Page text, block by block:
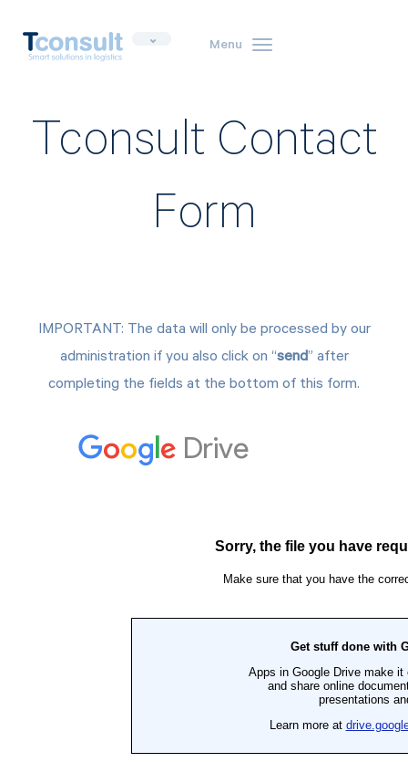
Toggle
Menu
Tconsult Contact
Form
IMPORTANT: The data will only be processed by our
administration if you also click on “send” after
completing the fields at the bottom of this form.